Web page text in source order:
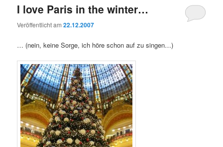
I love Paris in the winter…
Veröffentlicht am22.12.2007
… (nein, keine Sorge, ich höre schon auf zu singen…)